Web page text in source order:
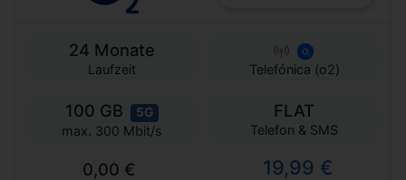
24 Monate
Laufzeit Telefónica (o2)
100 GB 5G
max. 300 Mbit/s
FLAT
Telefon & SMS
0,00 € 19,99 €